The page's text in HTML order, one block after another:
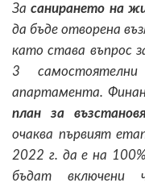
Засанирането на
да бъде отворена
като става въпрос
3
апартамента.
план за
очаква първият
2022 г. да е на
бъдат